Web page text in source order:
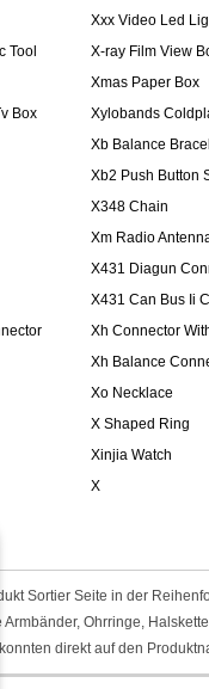
Xxx Video Led
Tool X-ray Film View
Xmas Paper Box
Box Xylobands
Xb Balance
Xb2 Push Button
X348 Chain
Xm Radio
X431 Diagun
X431 Can Bus Ii
Xh Connector
Xh Balance
Xo Necklace
X Shaped Ring
Xinjia Watch
X
Sortier Seite in der
Ohrringe,
direkt auf den